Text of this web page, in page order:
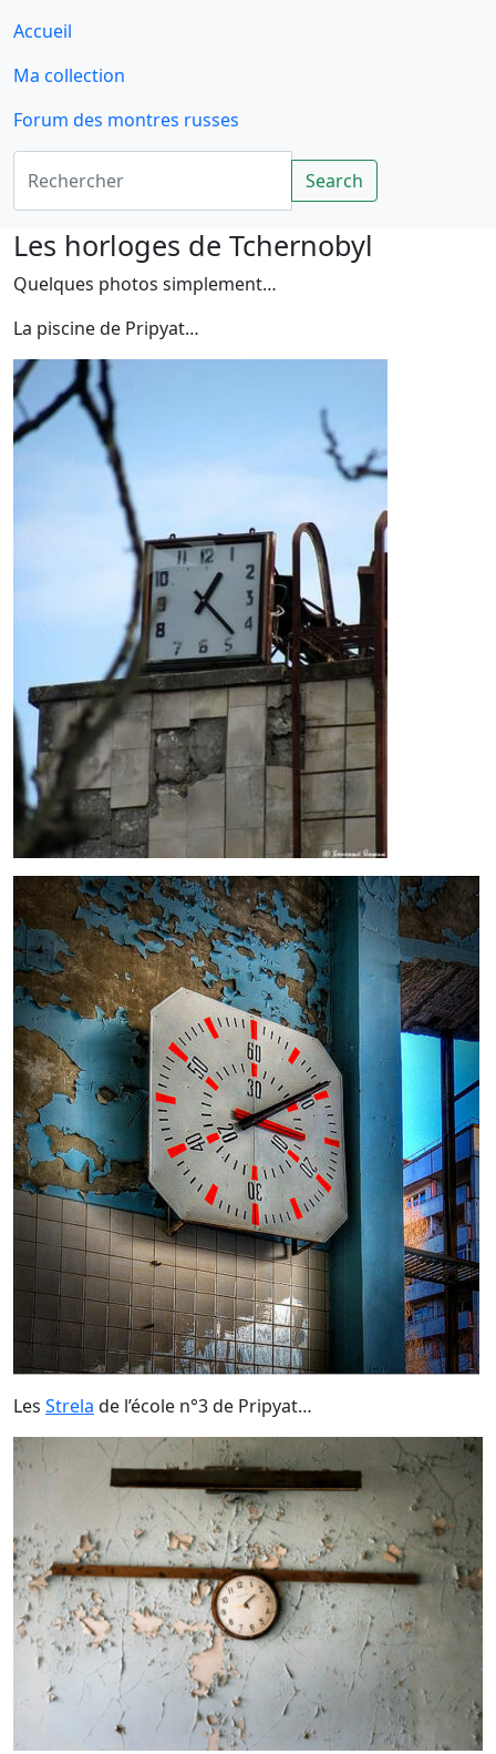
Accueil
Ma collection
Forum des montres russes
Rechercher
Search
Les horloges de Tchernobyl
Quelques photos simplement…
La piscine de Pripyat…
Les Strela de l’école n°3 de Pripyat…